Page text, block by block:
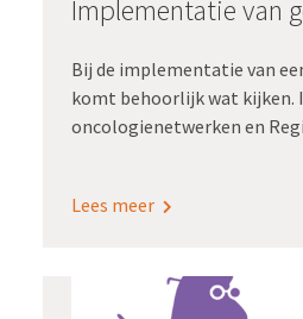
Implementatie van
Bij de implementatie van
komt behoorlijk wat kijken.
oncologienetwerken en
te maken.
Lees meer